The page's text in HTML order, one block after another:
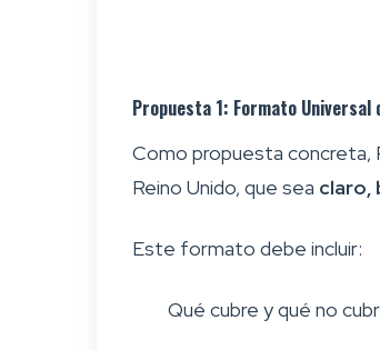
Propuesta 1: Formato Universal
Como propuesta concreta,
Reino Unido, que sea claro,
Este formato debe incluir:
Qué cubre y qué no